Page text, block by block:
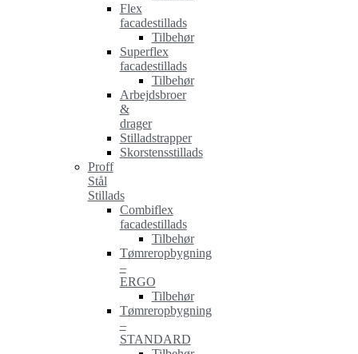
Flex
facadestillads
Tilbehør
Superflex
facadestillads
Tilbehør
Arbejdsbroer
&
drager
Stilladstrapper
Skorstensstillads
Proff
Stål
Stillads
Combiflex
facadestillads
Tilbehør
Tømreropbygning
–
ERGO
Tilbehør
Tømreropbygning
–
STANDARD